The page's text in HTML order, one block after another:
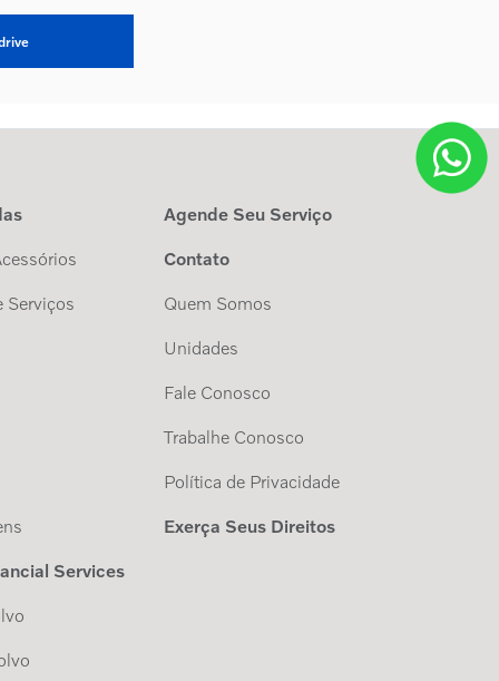
Serviços
Services
Agende Seu Serviço
Contato
Quem Somos
Unidades
Fale Conosco
Trabalhe Conosco
Política de Privacidade
Exerça Seus Direitos